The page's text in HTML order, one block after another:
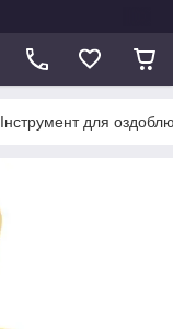
Інструмент для